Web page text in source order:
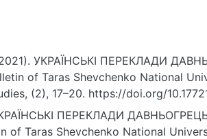
УКРАЇНСЬКІ ПЕРЕКЛАДИ
of Taras Shevchenko National
(2), 17–20. https://doi.org/
ПЕРЕКЛАДИ
Taras Shevchenko National